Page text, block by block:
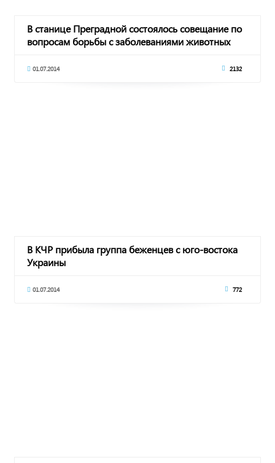
В станице Преградной состоялось совещание по
вопросам борьбы с заболеваниями животных
01.07.2014 2132
В КЧР прибыла группа беженцев с юго-востока
Украины
01.07.2014 772